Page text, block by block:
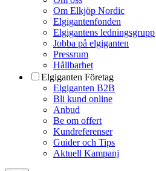
Om Elkjöp Nordic
Elgigantenfonden
Elgigantens ledningsgrupp
Jobba på elgiganten
Pressrum
Hållbarhet
Elgiganten Företag
Elgiganten B2B
Bli kund online
Anbud
Be om offert
Kundreferenser
Guider och Tips
Aktuell Kampanj